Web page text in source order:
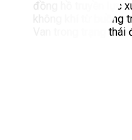
đồng hồ truyền lực
không khí từ buồng
Van trong trạng thái